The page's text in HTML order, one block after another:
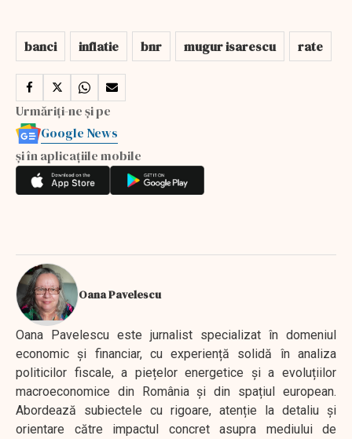
banci inflatie bnr mugur isarescu rate
Urmăriți-ne și pe
Google News
și în aplicațiile mobile
Oana Pavelescu
Oana Pavelescu este jurnalist specializat în domeniul
economic și financiar, cu experiență solidă în analiza
politicilor fiscale, a piețelor energetice și a evoluțiilor
macroeconomice din România și din spațiul european.
Abordează subiectele cu rigoare, atenție la detaliu și
orientare către impactul concret asupra mediului de